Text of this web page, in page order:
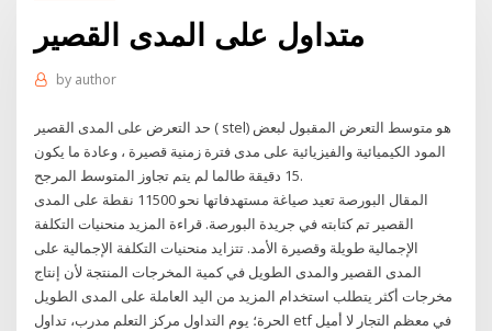
متداول على المدى القصير
by author
حد التعرض على المدى القصير ( stel) هو متوسط التعرض المقبول لبعض
المود الكيميائية والفيزيائية على مدى فترة زمنية قصيرة ، وعادة ما يكون
15 دقيقة طالما لم يتم تجاوز المتوسط المرجح.
المقال البورصة تعيد صياغة مستهدفاتها نحو 11500 نقطة على المدى
القصير تم كتابته في جريدة البورصة. قراءة المزيد منحنيات التكلفة
الإجمالية طويلة وقصيرة الأمد. تتزايد منحنيات التكلفة الإجمالية على
المدى القصير والمدى الطويل في كمية المخرجات المنتجة لأن إنتاج
مخرجات أكثر يتطلب استخدام المزيد من اليد العاملة على المدى الطويل
الحرة؛ يوم التداول مركز التعلم مدرب، تداول etf في معظم التجار لا أميل